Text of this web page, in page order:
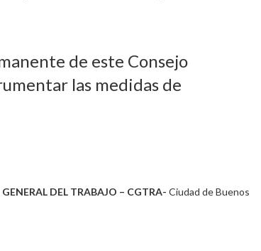
de este Consejo
las medidas de
DEL TRABAJO – CGTRA- Ciudad de Buenos